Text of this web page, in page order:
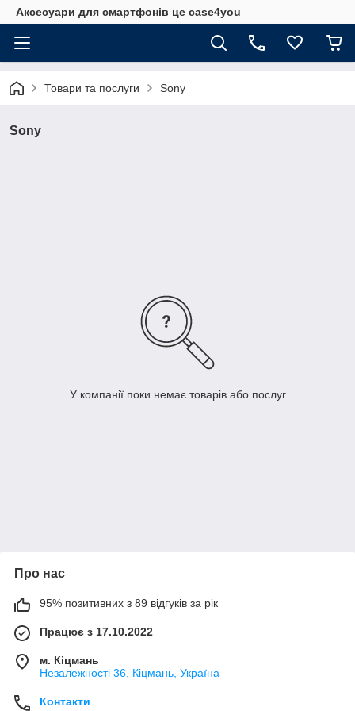
Аксесуари для смартфонів це case4you
Товари та послуги Sony
Sony
У компанії поки немає товарів або послуг
Про нас
95% позитивних з 89 відгуків за рік
Працює з 17.10.2022
м. Кіцмань
Незалежності 36, Кіцмань, Україна
Контакти